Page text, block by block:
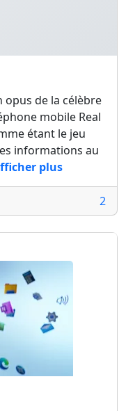
opus de la célèbre
mobile Real
étant le jeu
informations au
plus
2